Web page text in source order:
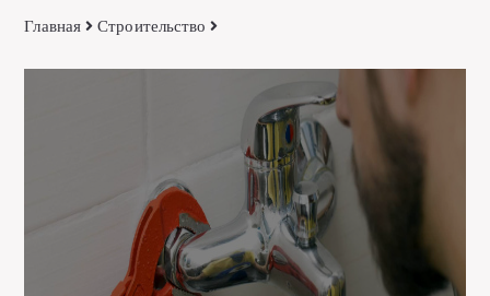
Главная Строительство